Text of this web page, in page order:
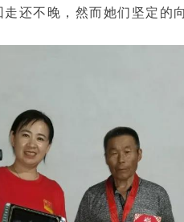
还不晚，然而她们坚定的向